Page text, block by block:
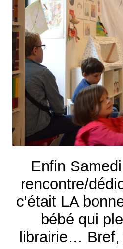
Enfin
rencontre/
c’était LA
bébé qui
librairie… Bref,